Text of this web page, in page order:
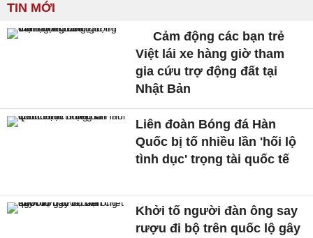
TIN MỚI
Cảm động các bạn trẻ
Việt lái xe hàng giờ tham
gia cứu trợ động đất tại
Nhật Bản
Liên đoàn Bóng đá Hàn
Quốc bị tố nhiều lần 'hối lộ
tình dục' trọng tài quốc tế
Khởi tố người đàn ông say
rượu đi bộ trên quốc lộ gây